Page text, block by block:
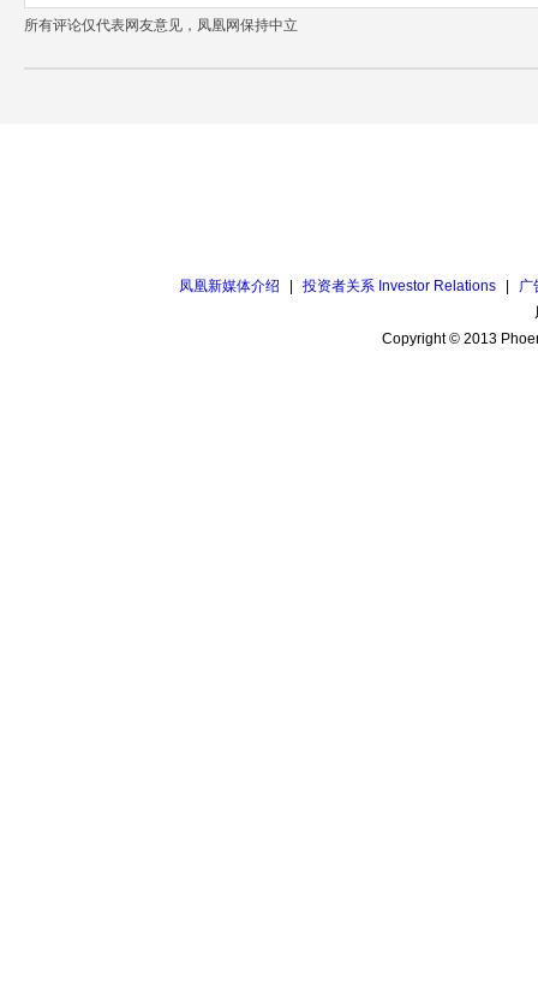
所有评论仅代表网友意见，凤凰网保持中立
凤凰新媒体介绍 投资者关系 Investor Relations
广
Copyright © 2013